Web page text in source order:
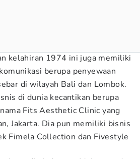
kelahiran 1974 ini juga memiliki
berupa penyewaan
di wilayah Bali dan Lombok.
di dunia kecantikan berupa
Fits Aesthetic Clinic yang
Jakarta. Dia pun memiliki bisnis
Fimela Collection dan Fivestyle